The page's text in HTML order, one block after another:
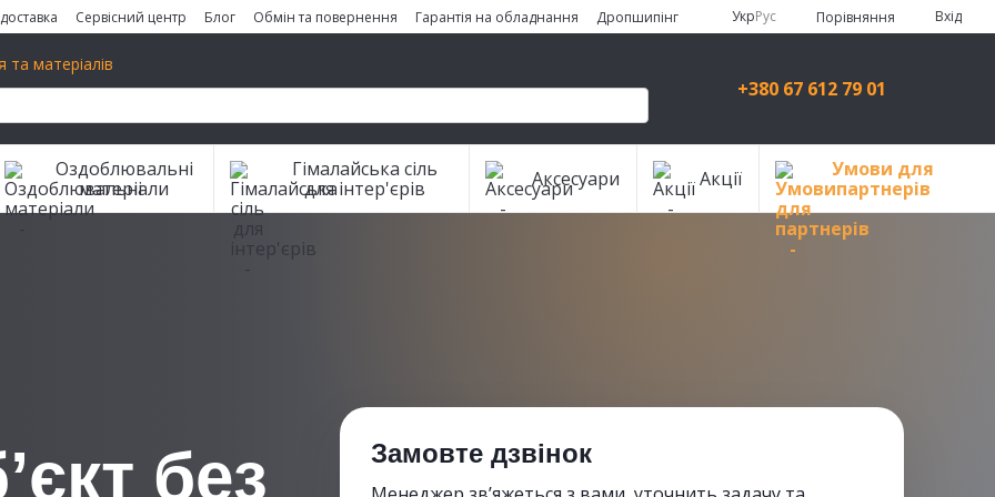
Сервісний центр Блог Обмін та повернення Гарантія на обладнання
Дропшипінг
УкрРус Порівняння Вхід
матеріалів
+380 67 612 79 01
Оздоблювальні
матеріали
Гімалайська сіль
для інтер'єрів
Аксесуари Акції
Умови для
партнерів
без
Замовте дзвінок